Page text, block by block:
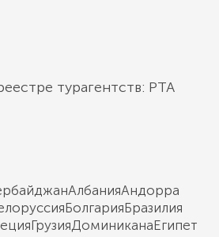
турагентств: РТА
АлбанияАндорра
БолгарияБразилия
ГрузияДоминиканаЕгипет